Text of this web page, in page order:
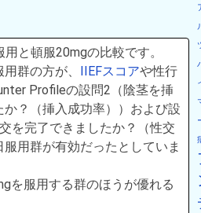
と頓服20mgの比較です。
群の方が、 IIEFスコアや性行
Profileの設問2（陰茎を挿
？（挿入成功率））および設
を完了できましたか？（性交
用群が有効だったとしていま
を服用する群のほうが優れる